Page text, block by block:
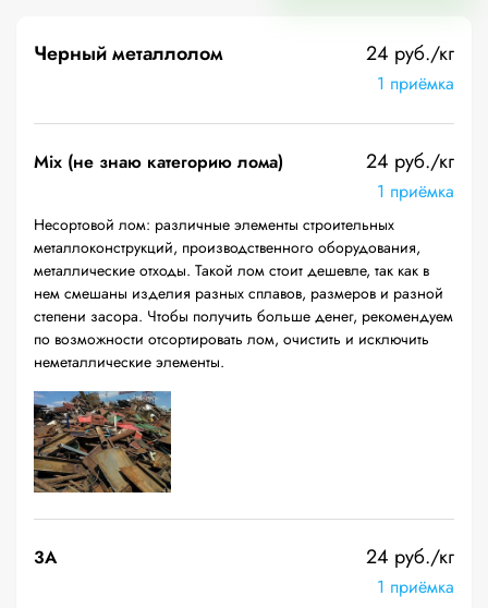
Черный металлолом 24 руб./кг
1 приёмка
Mix (не знаю категорию лома) 24 руб./кг
1 приёмка
Несортовой лом: различные элементы строительных
металлоконструкций, производственного оборудования,
металлические отходы. Такой лом стоит дешевле, так как в
нем смешаны изделия разных сплавов, размеров и разной
степени засора. Чтобы получить больше денег, рекомендуем
по возможности отсортировать лом, очистить и исключить
неметаллические элементы.
3А 24 руб./кг
1 приёмка